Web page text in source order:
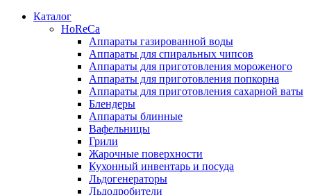
Каталог
HoReCa
Аппараты газированной воды
Аппараты для спиральных чипсов
Аппараты для приготовления мороженого
Аппараты для приготовления попкорна
Аппараты для приготовления сахарной ваты
Блендеры
Аппараты блинные
Вафельницы
Грили
Жарочные поверхности
Кухонный инвентарь и посуда
Льдогенераторы
Льдодробители